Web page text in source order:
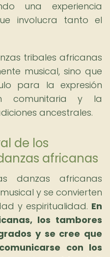
una experiencia
involucra tanto el
tribales africanas
musical, sino que
para la expresión
comunitaria y la
ancestrales.
de los
africanas
danzas africanas
y se convierten
y espiritualidad. En
los tambores
y se cree que
con los